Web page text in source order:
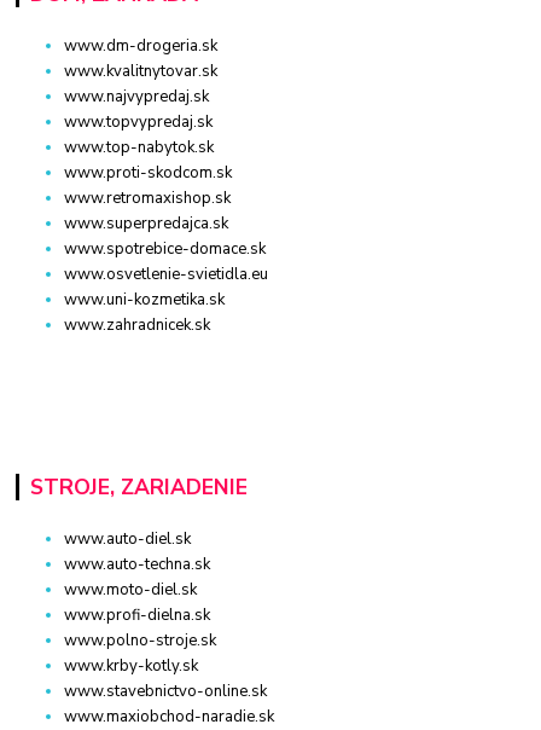
www.dm-drogeria.sk
www.kvalitnytovar.sk
www.najvypredaj.sk
www.topvypredaj.sk
www.top-nabytok.sk
www.proti-skodcom.sk
www.retromaxishop.sk
www.superpredajca.sk
www.spotrebice-domace.sk
www.osvetlenie-svietidla.eu
www.uni-kozmetika.sk
www.zahradnicek.sk
STROJE, ZARIADENIE
www.auto-diel.sk
www.auto-techna.sk
www.moto-diel.sk
www.profi-dielna.sk
www.polno-stroje.sk
www.krby-kotly.sk
www.stavebnictvo-online.sk
www.maxiobchod-naradie.sk